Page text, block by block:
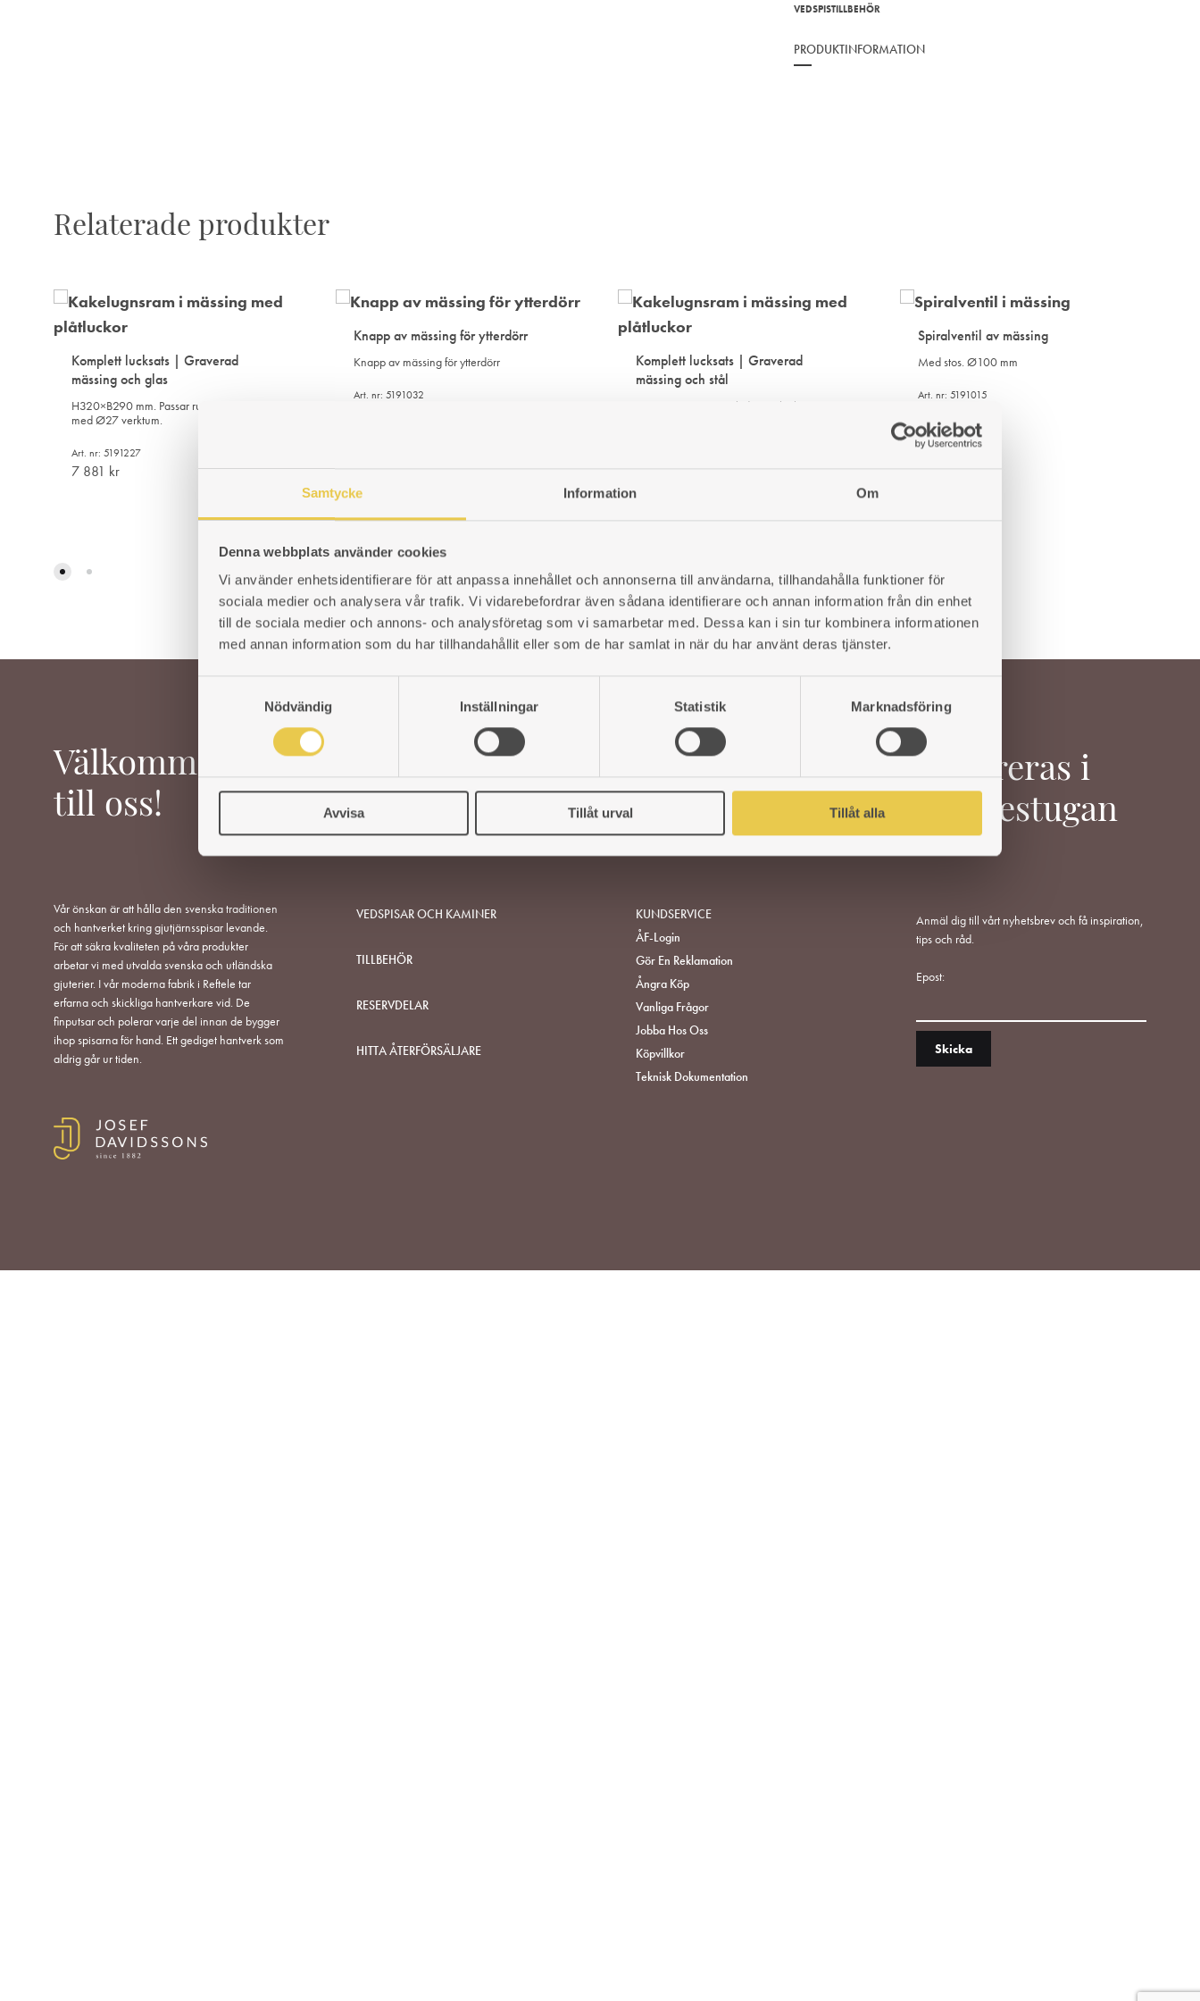
Samtycke Information Om
Denna webbplats använder cookies
Vi använder enhetsidentifierare för att anpassa innehållet och annonserna till användarna, tillhandahålla funktioner för
sociala medier och analysera vår trafik. Vi vidarebefordrar även sådana identifierare och annan information från din enhet
till de sociala medier och annons- och analysföretag som vi samarbetar med. Dessa kan i sin tur kombinera informationen
med annan information som du har tillhandahållit eller som de har samlat in när du har använt deras tjänster.
s
Nödvändig Inställningar Statistik Marknadsföring
Avvisa Tillåt urval Tillåt alla
VEDSPISTILLBEHÖR
PRODUKTINFORMATION
Relaterade produkter
Komplett lucksats | Graverad
mässing och glas
H320×B290 mm. Passar rund kakelugn
med Ø27 verktum.
Art. nr: 5191227
7 881 kr
TILL
ÖNSKELISTA
Knapp av mässing för ytterdörr
Knapp av mässing för ytterdörr
Art. nr: 5191032
TILL
Komplett lucksats | Graverad
mässing och stål
H320×B290 mm. Välvda ytterluckor i
I
ÖNSKELISTA
Spiralventil av mässing
Med stos. Ø100 mm
Art. nr: 5191015
Välkommen
till oss!
Vår önskan är att hålla den svenska traditionen
och hantverket kring gjutjärnsspisar levande.
För att säkra kvaliteten på våra produkter
arbetar vi med utvalda svenska och utländska
gjuterier. I vår moderna fabrik i Reftele tar
erfarna och skickliga hantverkare vid. De
finputsar och polerar varje del innan de bygger
ihop spisarna för hand. Ett gediget hantverk som
aldrig går ur tiden.
VEDSPISAR OCH KAMINER
TILLBEHÖR
RESERVDELAR
HITTA ÅTERFÖRSÄLJARE
KUNDSERVICE
ÅF-Login
Gör En Reklamation
Ångra Köp
Vanliga Frågor
Jobba Hos Oss
Köpvillkor
Teknisk Dokumentation
Inspireras i
Värmestugan
Anmäl dig till vårt nyhetsbrev och få inspiration,
tips och råd.
Epost: